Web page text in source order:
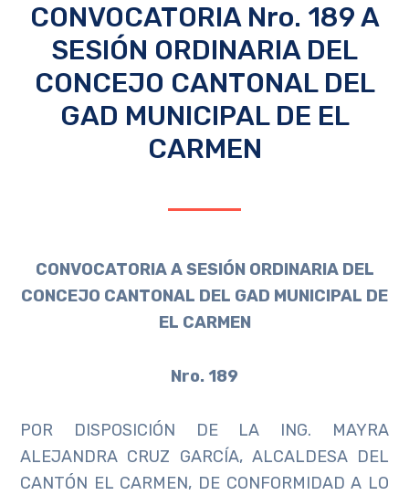
CONVOCATORIA Nro. 189 A
SESIÓN ORDINARIA DEL
CONCEJO CANTONAL DEL
GAD MUNICIPAL DE EL
CARMEN
CONVOCATORIA A SESIÓN ORDINARIA DEL
CONCEJO CANTONAL DEL GAD MUNICIPAL DE
EL CARMEN
Nro. 189
POR DISPOSICIÓN DE LA ING. MAYRA
ALEJANDRA CRUZ GARCÍA, ALCALDESA DEL
CANTÓN EL CARMEN, DE CONFORMIDAD A LO